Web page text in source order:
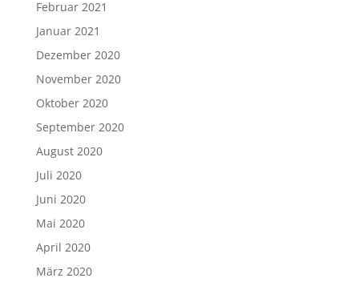
Februar 2021
Januar 2021
Dezember 2020
November 2020
Oktober 2020
September 2020
August 2020
Juli 2020
Juni 2020
Mai 2020
April 2020
März 2020